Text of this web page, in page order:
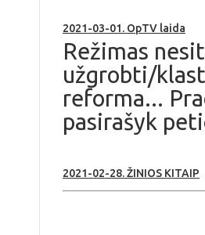
2021-03-01. OpTV laida
Režimas
užgrobti/
reforma...
pasirašyk
2021-02-28. ŽINIOS KITAIP